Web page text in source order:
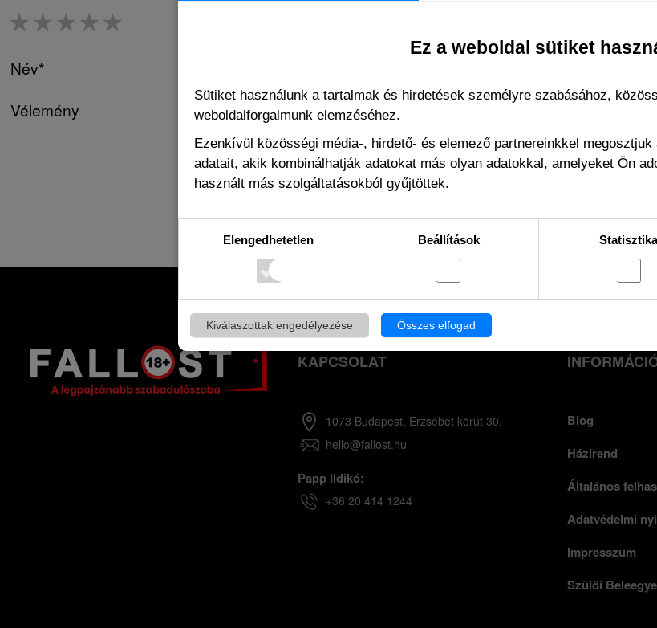
Ez a weboldal sütiket
Sütiket használunk a tartalmak és hirdetések személyre szabásához,
weboldalforgalmunk elemzéséhez.
Ezenkívül közösségi média-, hirdető- és elemező partnereinkkel
adatait, akik kombinálhatják adatokat más olyan adatokkal, amelyeket Ön
használt más szolgáltatásokból gyűjtöttek.
Elengedhetetlen Beállítások
Kiválaszottak engedélyezése Összes elfogad
★★★★★
Név*
Vélemény
KAPCSOLAT
1073 Budapest, Erzsébet körút 30.
hello@fallost.hu
Papp Ildikó:
+36 20 414 1244
Blog
Házirend
Általános
Adatvédelmi
Impresszum
Szülői